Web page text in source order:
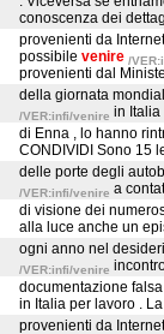
conoscenza dei
provenienti da
possibile venire /
provenienti dal
della giornata
/VER:infi/venire in Italia
di Enna , lo hanno
CONDIVIDI Sono 15
delle porte degli
/VER:infi/venire a
di visione dei
alla luce anche un
ogni anno nel
/VER:infi/venire
documentazione
in Italia per lavoro .
provenienti da